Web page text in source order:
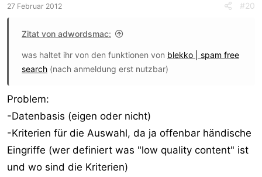
27 Februar 2012 #20
Zitat von adwordsmac:
was haltet ihr von den funktionen von blekko | spam free
search (nach anmeldung erst nutzbar)
Problem:
-Datenbasis (eigen oder nicht)
-Kriterien für die Auswahl, da ja offenbar händische
Eingriffe (wer definiert was "low quality content" ist
und wo sind die Kriterien)